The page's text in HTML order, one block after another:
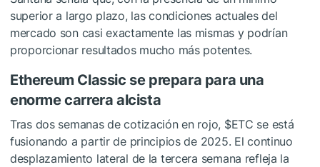
superior a largo plazo, las condiciones actuales del
mercado son casi exactamente las mismas y podrían
proporcionar resultados mucho más potentes.
Ethereum Classic se prepara para una
enorme carrera alcista
Tras dos semanas de cotización en rojo, $ETC se está
fusionando a partir de principios de 2025. El continuo
desplazamiento lateral de la tercera semana refleja la